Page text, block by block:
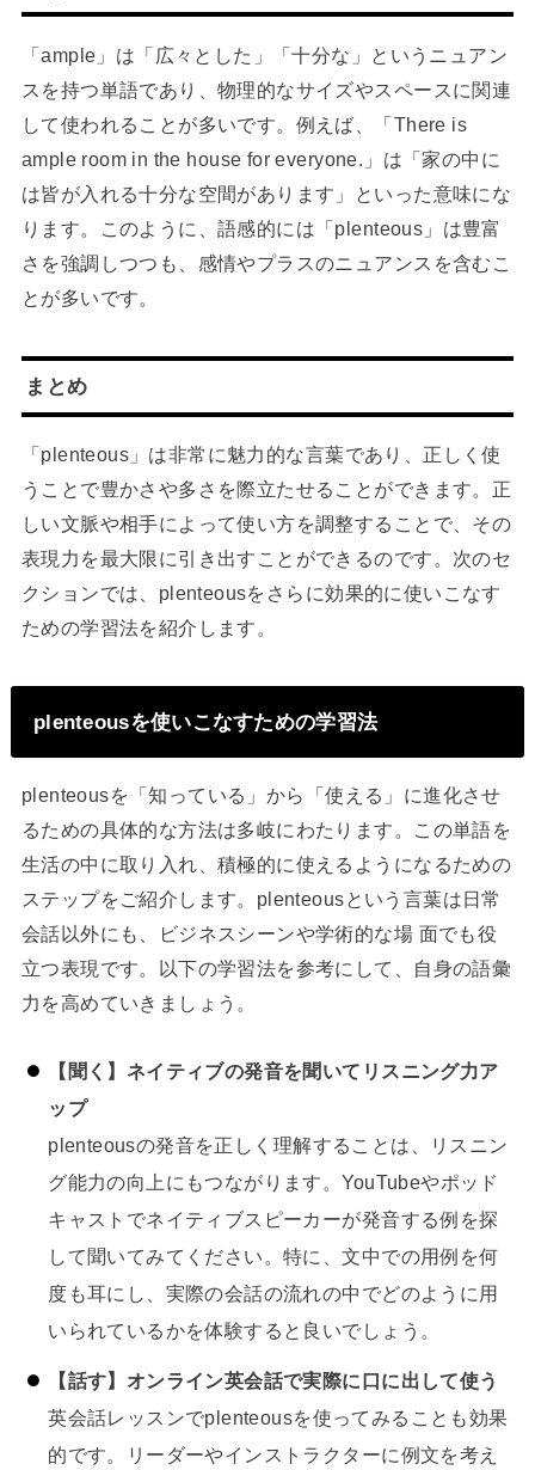
「ample」は「広々とした」「十分な」というニュアン
スを持つ単語であり、物理的なサイズやスペースに関連
して使われることが多いです。例えば、「There is
ample room in the house for everyone.」は「家の中に
は皆が入れる十分な空間があります」といった意味にな
ります。このように、語感的には「plenteous」は豊富
さを強調しつつも、感情やプラスのニュアンスを含むこ
とが多いです。
まとめ
「plenteous」は非常に魅力的な言葉であり、正しく使
うことで豊かさや多さを際立たせることができます。正
しい文脈や相手によって使い方を調整することで、その
表現力を最大限に引き出すことができるのです。次のセ
クションでは、plenteousをさらに効果的に使いこなす
ための学習法を紹介します。
plenteousを使いこなすための学習法
plenteousを「知っている」から「使える」に進化させ
るための具体的な方法は多岐にわたります。この単語を
生活の中に取り入れ、積極的に使えるようになるための
ステップをご紹介します。plenteousという言葉は日常
会話以外にも、ビジネスシーンや学術的な場 面でも役
立つ表現です。以下の学習法を参考にして、自身の語彙
力を高めていきましょう。
【聞く】ネイティブの発音を聞いてリスニング力ア
ップ
plenteousの発音を正しく理解することは、リスニン
グ能力の向上にもつながります。YouTubeやポッド
キャストでネイティブスピーカーが発音する例を探
して聞いてみてください。特に、文中での用例を何
度も耳にし、実際の会話の流れの中でどのように用
いられているかを体験すると良いでしょう。
【話す】オンライン英会話で実際に口に出して使う
英会話レッスンでplenteousを使ってみることも効果
的です。リーダーやインストラクターに例文を考え